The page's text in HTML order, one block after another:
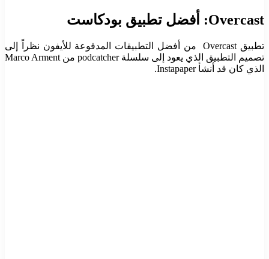
Overcast: أفضل تطبيق بودكاست
تطبيق Overcast من أفضل التطبيقات المدفوعة للأيفون نظراً إلى
تصميم التطبيق الذي يعود إلى سلسلة podcatcher من Marco Arment
الذي كان قد أنشأ Instapaper.